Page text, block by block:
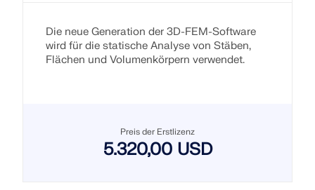
Die neue Generation der 3D-FEM-Software
wird für die statische Analyse von Stäben,
Flächen und Volumenkörpern verwendet.
Preis der Erstlizenz
5.320,00 USD